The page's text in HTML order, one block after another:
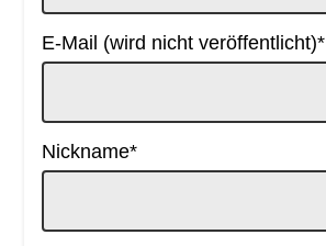
Pflichtfeld
E-Mail (wird nicht veröffentlicht)*
Pflichtfeld
Nickname*